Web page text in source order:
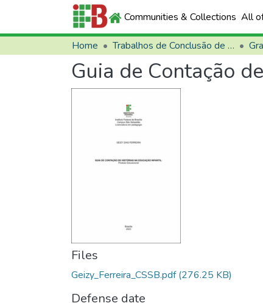
Communities & Collections All
Home Trabalhos de Conclusão de Curso (TCCs)
Guia de Contação
Files
Geizy_Ferreira_CSSB.pdf(276.25 KB)
Defense date